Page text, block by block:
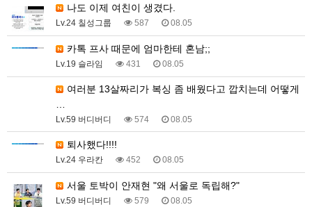
나도 이제 여친이 생겼다.
Lv.24 칠성그룹 587 08.05
카톡 프사 때문에 엄마한테 혼남;;
Lv.19 슬라임 431 08.05
Lv.59 버디버디 574 08.05
퇴사했다!!!!
Lv.24 우라칸 452 08.05
서울 토박이 안재현 "왜 서울로 독립해?"
Lv.59 버디버디 579 08.05